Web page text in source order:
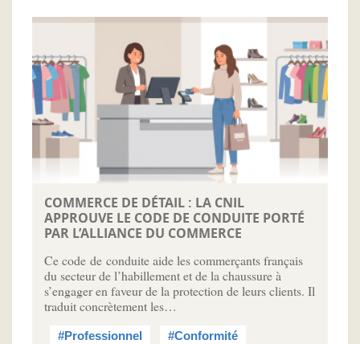
COMMERCE DE DÉTAIL : LA CNIL
APPROUVE LE CODE DE CONDUITE PORTÉ
PAR L’ALLIANCE DU COMMERCE
Ce code de conduite aide les commerçants français
du secteur de l’habillement et de la chaussure à
s’engager en faveur de la protection de leurs clients. Il
traduit concrètement les…
#Professionnel
#Conformité